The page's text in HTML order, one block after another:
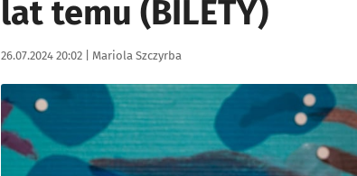
lat temu (BILETY)
Data publikacji:
26.07.2024 20:02 | Autor:
Mariola Szczyrba
Kliknij, aby zobaczyć galerię